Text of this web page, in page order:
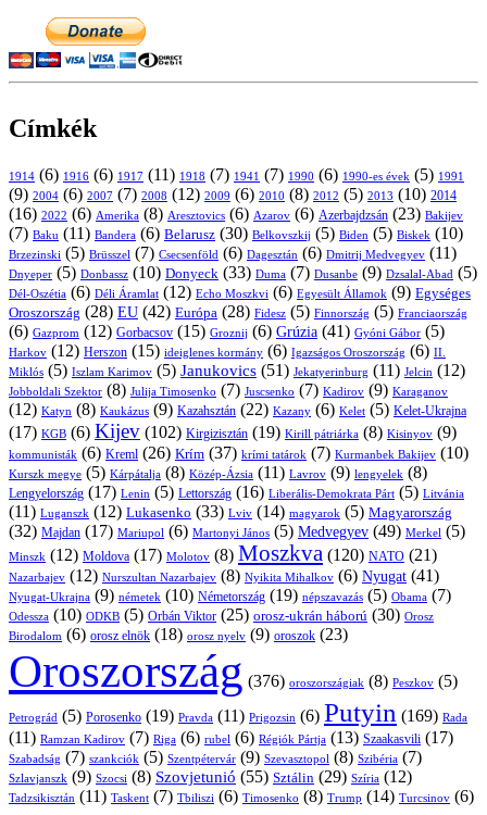
Címkék
1914 (6) 1916 (6) 1917 (11) 1918 (7) 1941 (7) 1990 (6) 1990-es évek (5) 1991
(9) 2004 (6) 2007 (7) 2008 (12) 2009 (6) 2010 (8) 2012 (5) 2013 (10) 2014
(16) 2022 (6) Amerika (8) Aresztovics (6) Azarov (6) Azerbajdzsán (23) Bakijev
(7) Baku (11) Bandera (6) Belarusz (30) Belkovszkij (5) Biden (5) Biskek (10)
Brzezinski (5) Brüsszel (7) Csecsenföld (6) Dagesztán (6) Dmitrij Medvegyev (11)
Dnyeper (5) Donbassz (10) Donyeck (33) Duma (7) Dusanbe (9) Dzsalal-Abad (5)
Dél-Oszétia (6) Déli Áramlat (12) Echo Moszkvi (6) Egyesült Államok (9) Egységes
Oroszország (28) EU (42) Európa (28) Fidesz (5) Finnország (5) Franciaország
(6) Gazprom (12) Gorbacsov (15) Groznij (6) Grúzia (41) Gyóni Gábor (5)
Harkov (12) Herszon (15) ideiglenes kormány (6) Igazságos Oroszország (6) II.
Miklós (5) Iszlam Karimov (5) Janukovics (51) Jekatyerinburg (11) Jelcin (12)
Jobboldali Szektor (8) Julija Timosenko (7) Juscsenko (7) Kadirov (9) Karaganov
(12) Katyn (8) Kaukázus (9) Kazahsztán (22) Kazany (6) Kelet (5) Kelet-Ukrajna
(17) KGB (6) Kijev (102) Kirgizisztán (19) Kirill pátriárka (8) Kisinyov (9)
kommunisták (6) Kreml (26) Krím (37) krími tatárok (7) Kurmanbek Bakijev (10)
Kurszk megye (5) Kárpátalja (8) Közép-Ázsia (11) Lavrov (9) lengyelek (8)
Lengyelország (17) Lenin (5) Lettország (16) Liberális-Demokrata Párt (5) Litvánia
(11) Luganszk (12) Lukasenko (33) Lviv (14) magyarok (5) Magyarország
(32) Majdan (17) Mariupol (6) Martonyi János (5) Medvegyev (49) Merkel (5)
Minszk (12) Moldova (17) Molotov (8) Moszkva (120) NATO (21)
Nazarbajev (12) Nurszultan Nazarbajev (8) Nyikita Mihalkov (6) Nyugat (41)
Nyugat-Ukrajna (9) németek (10) Németország (19) népszavazás (5) Obama (7)
Odessza (10) ODKB (5) Orbán Viktor (25) orosz-ukrán háború (30) Orosz
Birodalom (6) orosz elnök (18) orosz nyelv (9) oroszok (23)
Oroszország (376) oroszországiak (8) Peszkov (5)
Petrográd (5) Porosenko (19) Pravda (11) Prigozsin (6) Putyin (169) Rada
(11) Ramzan Kadirov (7) Riga (6) rubel (6) Régiók Pártja (13) Szaakasvili (17)
Szabadság (7) szankciók (5) Szentpétervár (9) Szevasztopol (8) Szibéria (7)
Szlavjanszk (9) Szocsi (8) Szovjetunió (55) Sztálin (29) Szíria (12)
Tadzsikisztán (11) Taskent (7) Tbiliszi (6) Timosenko (8) Trump (14) Turcsinov (6)